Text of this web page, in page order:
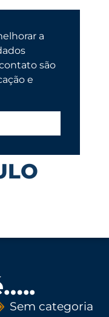
Sem categoria
a
são
e